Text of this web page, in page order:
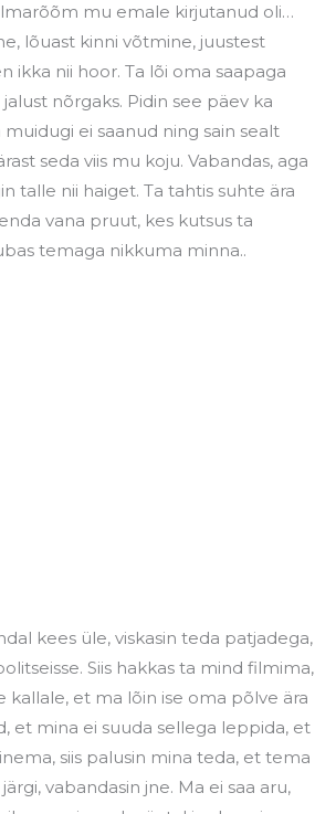
mu emale kirjutanud oli…
lõuast kinni võtmine, juustest
ikka nii hoor. Ta lõi oma saapaga
nõrgaks. Pidin see päev ka
ei saanud ning sain sealt
seda viis mu koju. Vabandas, aga
talle nii haiget. Ta tahtis suhte ära
vana pruut, kes kutsus ta
temaga nikkuma minna..
kees üle, viskasin teda patjadega,
Siis hakkas ta mind filmima,
kallale, et ma lõin ise oma põlve ära
et mina ei suuda sellega leppida, et
siis palusin mina teda, et tema
vabandasin jne. Ma ei saa aru,